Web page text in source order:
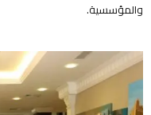
والمؤسسية.